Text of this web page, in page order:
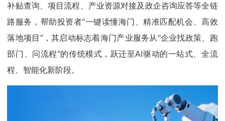
补贴查询、项目流程、产业资源对接及政企咨询应答等全链
路服务，帮助投资者“一键读懂海门、精准匹配机会、高效
落地项目”，其启动标志着海门产业服务从“企业找政策、跑
部门、问流程”的传统模式，跃迁至AI驱动的一站式、全流
程、智能化新阶段。